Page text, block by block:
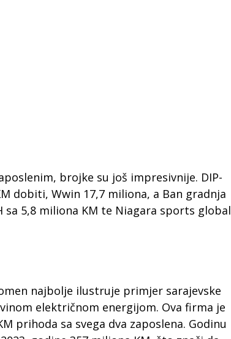
brojke su još impresivnije. DIP-
dobiti, Wwin 17,7 miliona, a Ban gradnja
sa 5,8 miliona KM te Niagara sports global
najbolje ilustruje primjer sarajevske
električnom energijom. Ova firma je
prihoda sa svega dva zaposlena. Godinu